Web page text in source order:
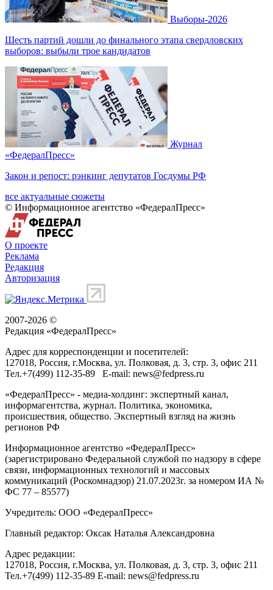
Выборы-2026
Шесть партий дошли до финального этапа свердловских
выборов: выбыли трое кандидатов
Журнал
«ФедералПресс»
Закон и репост: рэнкинг депутатов Госдумы РФ
все актуальные сюжеты
© Информационное агентство «ФедералПресс»
О проекте
Реклама
Редакция
Авторизация
2007-2026 ©
Редакция «ФедералПресс»
Адрес для корреспонденции и посетителей:
127018, Россия, г.Москва, ул. Полковая, д. 3, стр. 3, офис 211
Тел.+7(499) 112-35-89 E-mail: news@fedpress.ru
«ФедералПресс» - медиа-холдинг: экспертный канал,
информагентства, журнал. Политика, экономика,
происшествия, общество. Экспертный взгляд на жизнь
регионов РФ
Информационное агентство «ФедералПресс»
(зарегистрировано Федеральной службой по надзору в сфере
связи, информационных технологий и массовых
коммуникаций (Роскомнадзор) 21.07.2023г. за номером ИА №
ФС 77 – 85577)
Учредитель: ООО «ФедералПресс»
Главный редактор: Оксак Наталья Александровна
Адрес редакции:
127018, Россия, г.Москва, ул. Полковая, д. 3, стр. 3, офис 211
Тел.+7(499) 112-35-89 E-mail: news@fedpress.ru